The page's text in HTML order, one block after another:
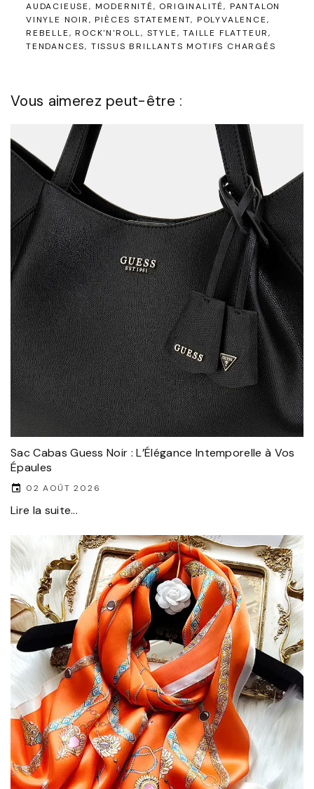
AUDACIEUSE MODERNITÉ ORIGINALITÉ PANTALON
VINYLE NOIR
PIÈCES STATEMENT POLYVALENCE
REBELLE
ROCK'N'ROLL STYLE
TAILLE FLATTEUR
TENDANCES TISSUS BRILLANTS MOTIFS CHARGÉS
Vous aimerez peut-être :
Sac Cabas Guess Noir : L’Élégance Intemporelle à Vos
Épaules
02 AOÛT 2026
Lire la suite...